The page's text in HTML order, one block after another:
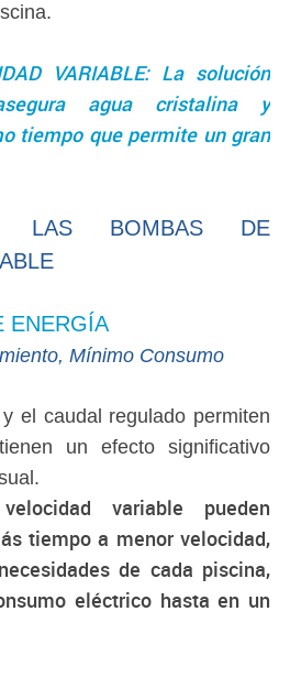
VARIABLE: La solución
agua cristalina y
tiempo que permite un gran
LAS BOMBAS DE
ENERGÍA
Mínimo Consumo
el caudal regulado permiten
un efecto significativo
variable pueden
tiempo a menor velocidad,
de cada piscina,
eléctrico hasta en un